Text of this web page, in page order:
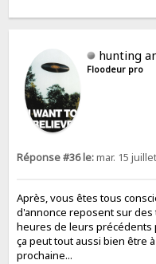
hunting
Floodeur pro
Réponse #36 le:mar. 15
Après, vous êtes tous
d'annonce reposent sur
heures de leurs précédents
ça peut tout aussi bien être
prochaine...